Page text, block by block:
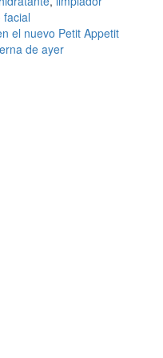
facial
el nuevo Petit Appetit
de ayer